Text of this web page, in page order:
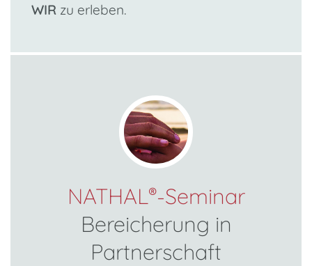
WIR zu erleben.
NATHAL®-Seminar
Bereicherung in
Partnerschaft